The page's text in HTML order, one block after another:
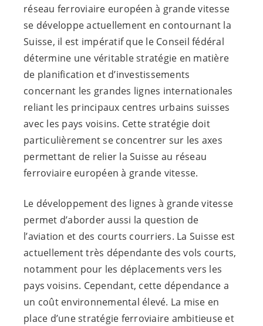
réseau ferroviaire européen à grande vitesse
se développe actuellement en contournant la
Suisse, il est impératif que le Conseil fédéral
détermine une véritable stratégie en matière
de planification et d’investissements
concernant les grandes lignes internationales
reliant les principaux centres urbains suisses
avec les pays voisins. Cette stratégie doit
particulièrement se concentrer sur les axes
permettant de relier la Suisse au réseau
ferroviaire européen à grande vitesse.
Le développement des lignes à grande vitesse
permet d’aborder aussi la question de
l’aviation et des courts courriers. La Suisse est
actuellement très dépendante des vols courts,
notamment pour les déplacements vers les
pays voisins. Cependant, cette dépendance a
un coût environnemental élevé. La mise en
place d’une stratégie ferroviaire ambitieuse et